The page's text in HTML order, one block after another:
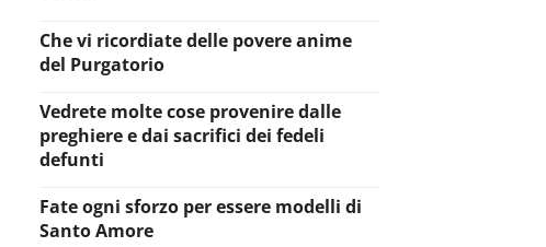
Che vi ricordiate delle povere anime
del Purgatorio
Vedrete molte cose provenire dalle
preghiere e dai sacrifici dei fedeli
defunti
Fate ogni sforzo per essere modelli di
Santo Amore